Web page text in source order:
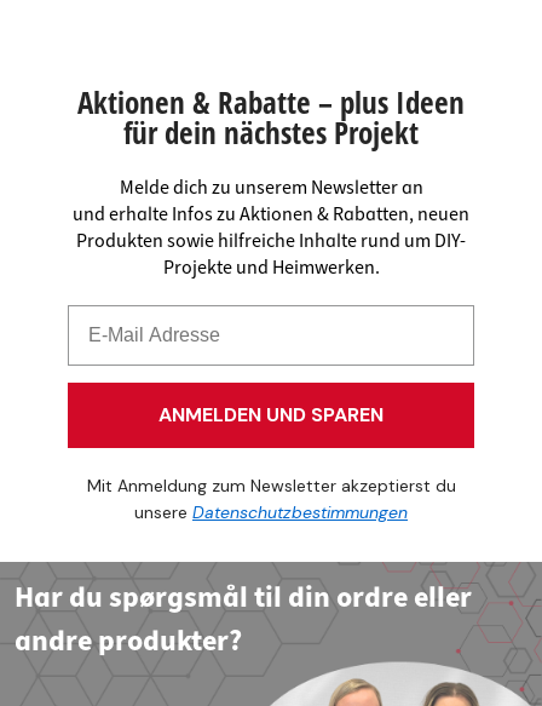
Aktionen & Rabatte – plus Ideen
für dein nächstes Projekt
Melde dich zu unserem Newsletter an
und erhalte Infos zu Aktionen & Rabatten, neuen
Produkten sowie hilfreiche Inhalte rund um DIY-
Projekte und Heimwerken.
ANMELDEN UND SPAREN
Mit Anmeldung zum Newsletter akzeptierst du
unsere Datenschutzbestimmungen
Har du spørgsmål til din ordre eller
andre produkter?